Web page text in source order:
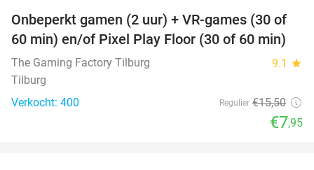
49%
Onbeperkt gamen (2 uur) + VR-games (30 of
60 min) en/of Pixel Play Floor (30 of 60 min)
The Gaming Factory Tilburg 9.1 star
Tilburg
Verkocht: 400
Regulier €15,50
€7,95